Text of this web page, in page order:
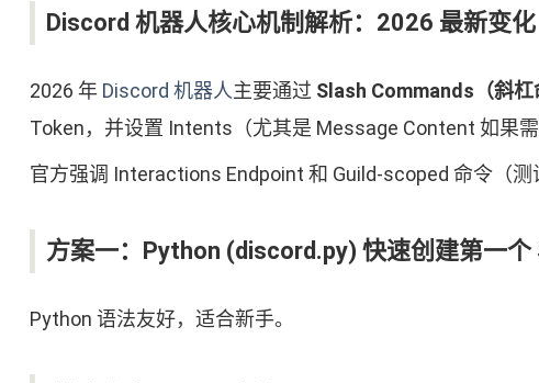
Discord 机器人核心机制解析：2026 最新变化
2026 年 Discord 机器人主要通过 Slash Commands（斜杠
Token，并设置 Intents（尤其是 Message Content 如果
官方强调 Interactions Endpoint 和 Guild-scoped 命令（
方案一：Python (discord.py) 快速创建第一个
Python 语法友好，适合新手。